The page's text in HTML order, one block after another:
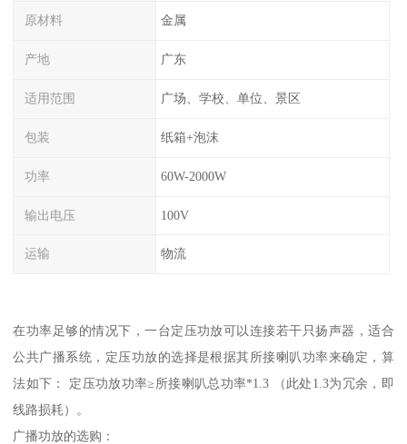
原材料 金属
产地 广东
适用范围 广场、学校、单位、景区
包装 纸箱+泡沫
功率 60W-2000W
输出电压 100V
运输 物流
在功率足够的情况下，一台定压功放可以连接若干只扬声器，适合
公共广播系统，定压功放的选择是根据其所接喇叭功率来确定，算
法如下： 定压功放功率≥所接喇叭总功率*1.3 （此处1.3为冗余，即
线路损耗）。
广播功放的选购：